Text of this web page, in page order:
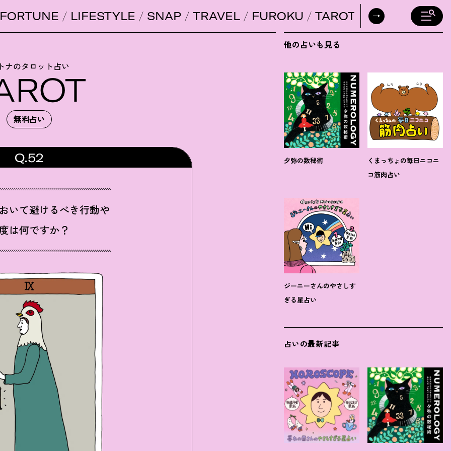
FORTUNE LIFESTYLE SNAP TRAVEL FUROKU TAROT DAILY
ナのタロット占い
無料占い
Q.52
いて避けるべき行動や
は何ですか？
他の占いも見る
夕弥の数秘術
くまっちょの毎日ニコニ
コ筋肉占い
ジーニーさんのやさしす
ぎる星占い
占いの最新記事